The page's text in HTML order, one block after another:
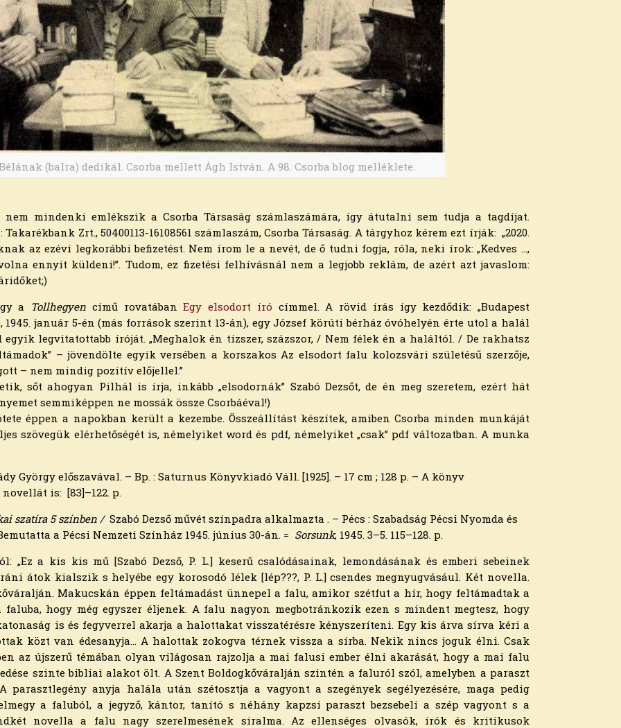
(balra) dedikál. Csorba mellett Ágh István. A 98. Csorba blog melléklete.
nem mindenki emlékszik a Csorba Társaság számlaszámára, így átutalni sem tudja a tagdíjat.
Zrt., 50400113-16108561 számlaszám, Csorba Társaság. A tárgyhoz kérem ezt írják: „2020.
az ezévi legkorábbi befizetést. Nem írom le a nevét, de ő tudni fogja, róla, neki írok: „Kedves …,
ennyit küldeni!”. Tudom, ez fizetési felhívásnál nem a legjobb reklám, de azért azt javaslom:
a Tollhegyen című rovatábanEgy elsodort író címmel. A rövid írás így kezdődik: „Budapest
január 5-én (más források szerint 13-án), egy József körúti bérház óvóhelyén érte utol a halál
egyik legvitatottabb íróját. „Meghalok én tízszer, százszor, / Nem félek én a haláltól. / De rakhatsz
– jövendölte egyik versében a korszakos Az elsodort falu kolozsvári születésű szerzője,
– nem mindig pozitív előjellel.”
sőt ahogyan Pilhál is írja, inkább „elsodornák” Szabó Dezsőt, de én meg szeretem, ezért hát
semmiképpen ne mossák össze Csorbáéval!)
éppen a napokban került a kezembe. Összeállítást készítek, amiben Csorba minden munkáját
szövegük elérhetőségét is, némelyiket word és pdf, némelyiket „csak” pdf változatban. A munka
György előszavával. – Bp. : Saturnus Könyvkiadó Váll. [1925]. – 17 cm ; 128 p. – A könyv
is: [83]–122. p.
szatíra 5 színben /Szabó Dezső művét színpadra alkalmazta . – Pécs : Szabadság Pécsi Nyomda és
a Pécsi Nemzeti Színház 1945. június 30-án. = Sorsunk, 1945. 3–5. 115–128. p.
a kis kis mű [Szabó Dezső, P. L.] keserű csalódása­inak, lemondásának és emberi sebei­nek
átok kialszik s helyébe egy korosodó lélek [lép???, P. L.] csendes megnyugvásául. Két novella.
Makucskán éppen feltámadást ün­nepel a falu, amikor szétfut a hír, hogy feltámadtak a
hogy még egyszer éljenek. A falu nagyon megbotránkozik ezen s mindent meg­tesz, hogy
is és fegyverrel akarja a halottakat visszatérésre kény­szeríteni. Egy kis árva sírva kéri a
közt van édesanyja… A halot­tak zokogva térnek vissza a sírba. Ne­kik nincs joguk élni. Csak
az újszerű témában olyan világosan rajzolja a mai falusi ember élni akarását, hogy a mai falu
szinte bibliai alakot ölt. A Szent Boldogkőváralján szintén a faluról szól, amelyben a paraszt
parasztlegény anyja halála után szét­osztja a vagyont a szegények segélye­zésére, maga pedig
a falu­ból, a jegyző, kántor, tanító s néhány kapzsi paraszt bezsebeli a szép vagyont s a
novella a falu nagy sze­relmesének siralma. Az ellenséges olvasók, írók és kritikusok